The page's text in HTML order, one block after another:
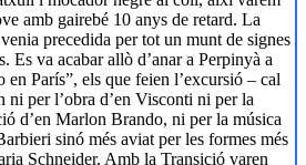
amb gairebé 10 anys de retard. La
precedida per tot un munt de signes
Es va acabar allò d’anar a Perpinyà a
París”, els que feien l’excursió – cal
ni per l’obra d’en Visconti ni per la
d’en Marlon Brando, ni per la música
sinó més aviat per les formes més
Schneider. Amb la Transició varen